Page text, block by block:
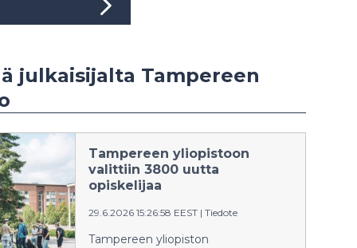
julkaisijalta Tampereen
Tampereen yliopistoon
valittiin 3800 uutta
opiskelijaa
29.6.2026 15:26:58 EEST | Tiedote
Tampereen yliopiston